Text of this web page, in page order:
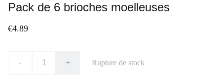
Pack de 6 brioches moelleuses
€4.89
- + Rupture de stock